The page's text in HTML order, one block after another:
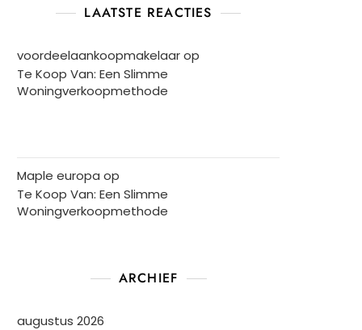
LAATSTE REACTIES
voordeelaankoopmakelaarop
Te Koop Van: Een Slimme
Woningverkoopmethode
Maple europa op
Te Koop Van: Een Slimme
Woningverkoopmethode
ARCHIEF
augustus 2026